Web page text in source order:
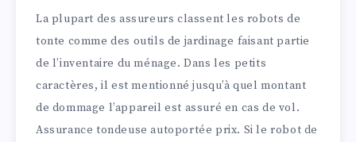
La plupart des assureurs classent les robots de
tonte comme des outils de jardinage faisant partie
de l’inventaire du ménage. Dans les petits
caractères, il est mentionné jusqu’à quel montant
de dommage l’appareil est assuré en cas de vol.
Assurance tondeuse autoportée prix. Si le robot de